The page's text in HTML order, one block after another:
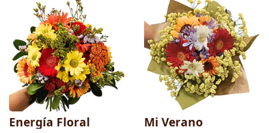
Energía Floral Mi Verano